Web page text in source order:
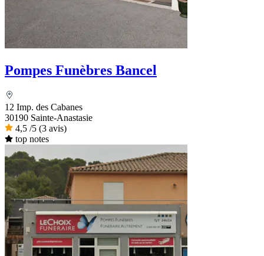
Pompes Funèbres Bancel
12 Imp. des Cabanes
30190 Sainte-Anastasie
4,5 /5 (3 avis)
top notes